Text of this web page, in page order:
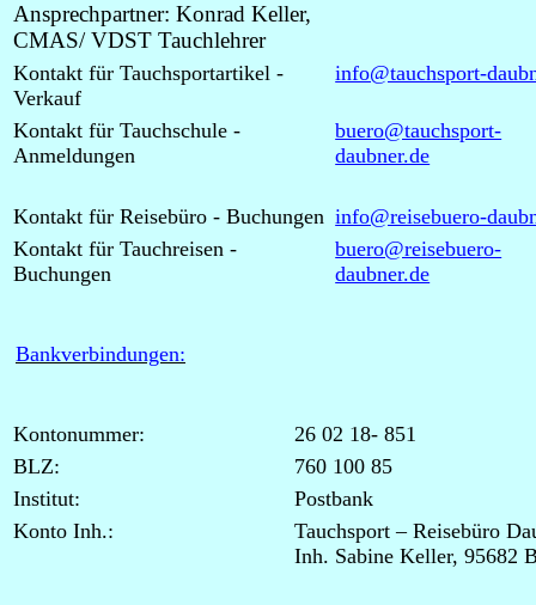
Ansprechpartner: Konrad Keller,
CMAS/ VDST Tauchlehrer
Kontakt für Tauchsportartikel -
Verkauf
info@tauchsport-
Kontakt für Tauchschule -
Anmeldungen
buero@tauchsport-
daubner.de
Kontakt für Reisebüro - Buchungen info@reisebuero-
Kontakt für Tauchreisen -
Buchungen
buero@reisebuero-
daubner.de
Bankverbindungen:
Kontonummer:
26 02 18- 851
BLZ:
760 100 85
Institut:
Postbank
Konto Inh.:
Tauchsport – Reisebüro
Inh. Sabine Keller, 95682